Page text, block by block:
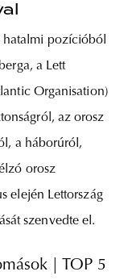
hatalmi pozícióból
a Lett
Organisation)
az orosz
a háborúról,
orosz
elején Lettország
szenvedte el.